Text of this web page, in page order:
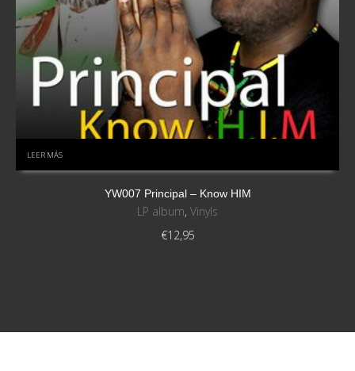
LEER MÁS
YW007 Principal – Know HIM
LP album, Vinyls
€12,95